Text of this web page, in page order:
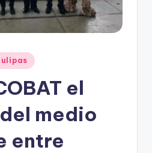
el
medio
entre